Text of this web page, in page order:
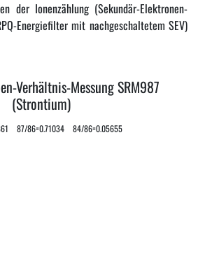
der Ionenzählung (Sekundär-Elektronen-
Energiefilter mit nachgeschaltetem SEV)
Verhältnis-Messung SRM987
(Strontium)
87/86=0.71034 84/86=0.05655